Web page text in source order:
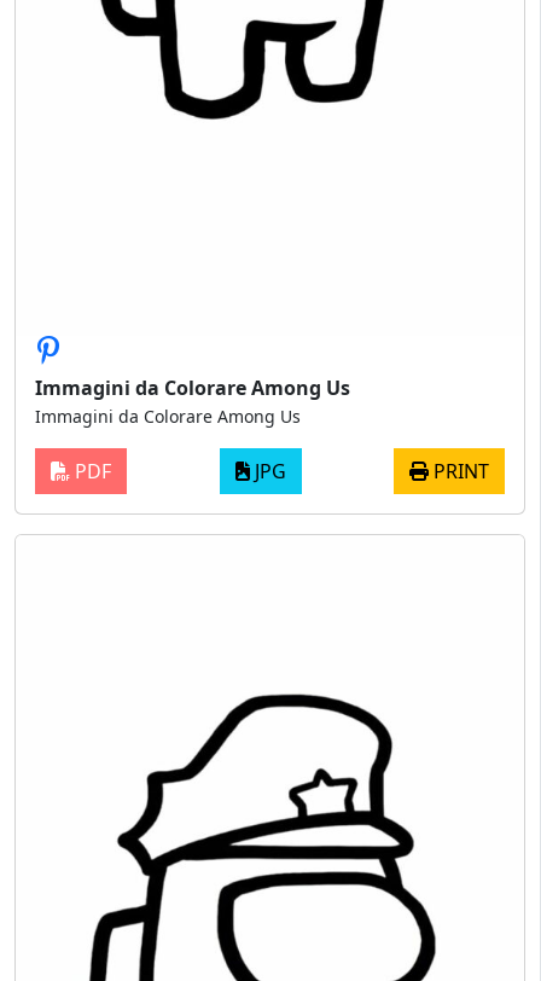
Immagini da Colorare Among Us
Immagini da Colorare Among Us
PDF JPG PRINT